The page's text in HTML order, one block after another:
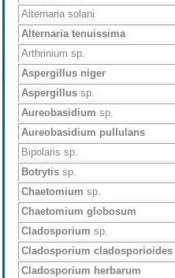
Alternaria solani
Alternaria tenuissima
Arthrinium sp.
Aspergillus niger
Aspergillus sp.
Aureobasidium sp.
Aureobasidium pullulans
Bipolaris sp.
Botrytis sp.
Chaetomium sp.
Chaetomium globosum
Cladosporium sp.
Cladosporium cladosporioides
Cladosporium herbarum